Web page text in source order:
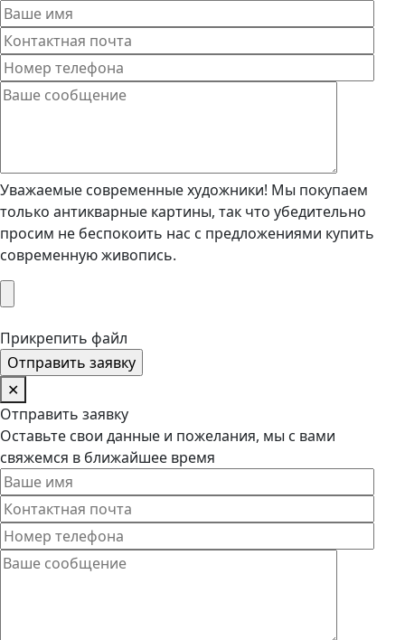
Уважаемые современные художники! Мы покупаем
только антикварные картины, так что убедительно
просим не беспокоить нас с предложениями купить
современную живопись.
Прикрепить файл
✕
Отправить заявку
Оставьте свои данные и пожелания, мы с вами
свяжемся в ближайшее время